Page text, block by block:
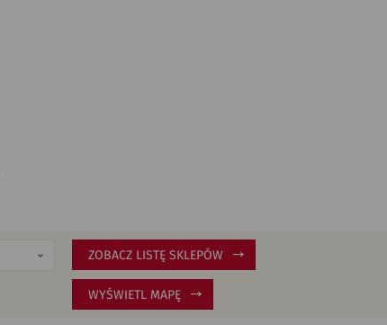
ZOBACZ LISTĘ SKLEPÓW
WYŚWIETL MAPĘ